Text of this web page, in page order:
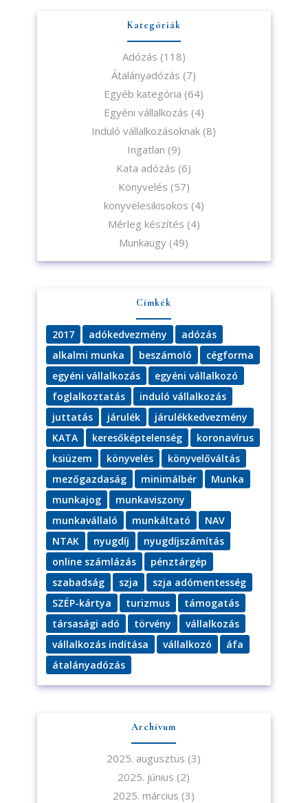
Kategóriák
Adózás (118)
Átalányadózás (7)
Egyéb kategória (64)
Egyéni vállalkozás (4)
Induló vállalkozásoknak (8)
Ingatlan (9)
Kata adózás (6)
Könyvelés (57)
konyvelesikisokos (4)
Mérleg készítés (4)
Munkaügy (49)
Címkék
2017 adókedvezmény
adózás
alkalmi munka
beszámoló
cégforma
egyéni vállalkozás
egyéni vállalkozó
foglalkoztatás
induló vállalkozás
juttatás
járulék
járulékkedvezmény
KATA
keresőképtelenség
koronavírus
ksiüzem
könyvelés
könyvelőváltás
mezőgazdaság
minimálbér
Munka
munkajog
munkaviszony
munkavállaló
munkáltató
NAV
NTAK
nyugdíj
nyugdíjszámítás
online számlázás
pénztárgép
szabadság
szja
szja adómentesség
SZÉP-kártya
turizmus
támogatás
társasági adó
törvény
vállalkozás
vállalkozás indítása
vállalkozó
áfa
átalányadózás
Archívum
2025. augusztus (3)
2025. június (2)
2025. március (3)